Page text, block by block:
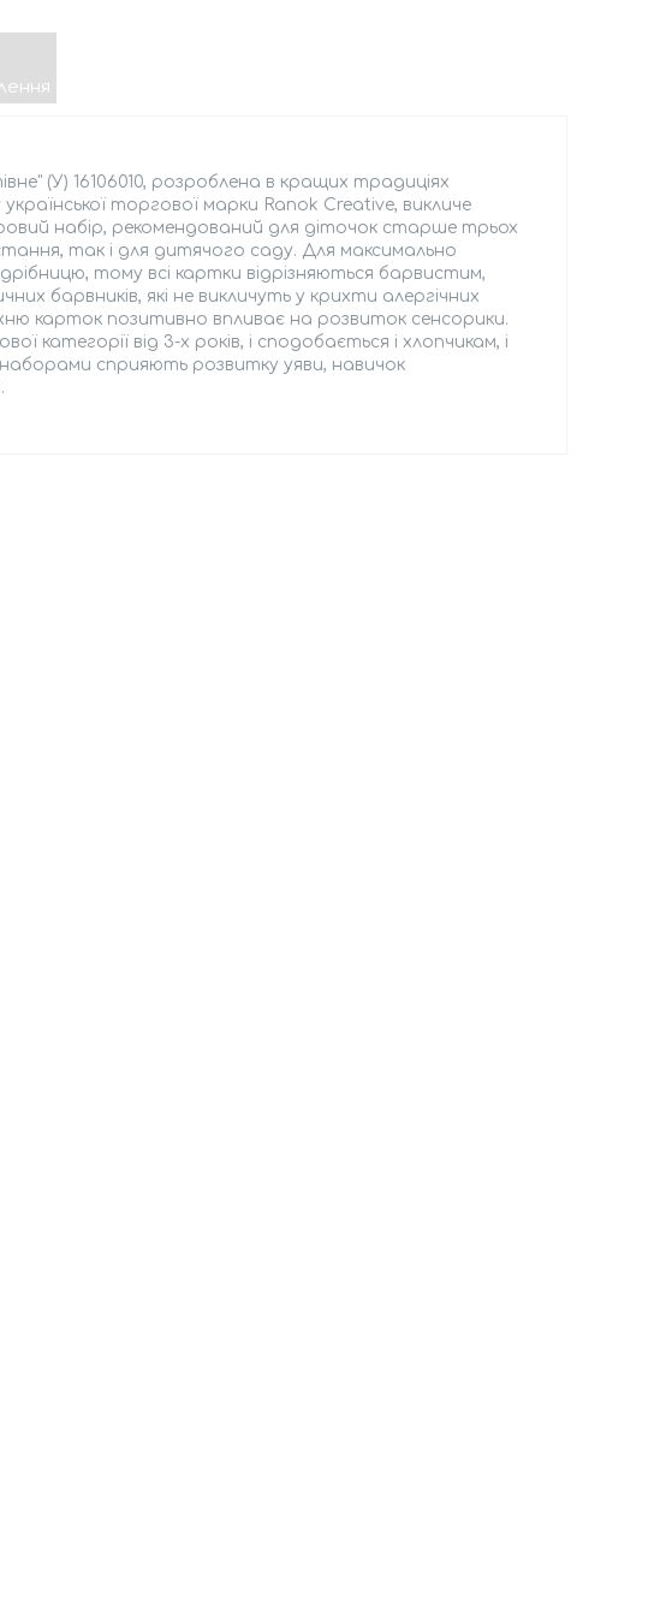
(У) 16106010, розроблена в кращих традиціях
торгової марки Ranok Creative, викличе
набір, рекомендований для діточок старше трьох
так і для дитячого саду. Для максимально
тому всі картки відрізняються барвистим,
барвників, які не викличуть у крихти алергічних
карток позитивно впливає на розвиток сенсорики.
категорії від 3-х років, і сподобається і хлопчикам, і
сприяють розвитку уяви, навичок